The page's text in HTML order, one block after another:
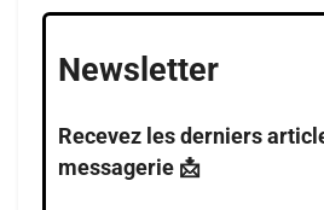
Newsletter
Recevez les derniers
messagerie 📩